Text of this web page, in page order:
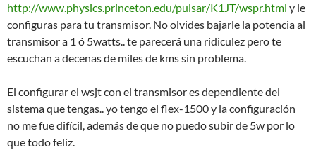
http://www.physics.princeton.edu/pulsar/K1JT/wspr.html y le
configuras para tu transmisor. No olvides bajarle la potencia al
transmisor a 1 ó 5watts.. te parecerá una ridiculez pero te
escuchan a decenas de miles de kms sin problema.
El configurar el wsjt con el transmisor es dependiente del
sistema que tengas.. yo tengo el flex-1500 y la configuración
no me fue difícil, además de que no puedo subir de 5w por lo
que todo feliz.